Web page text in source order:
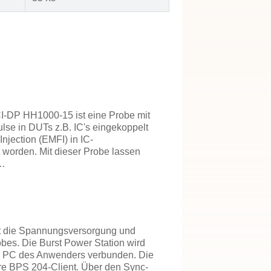
DP HH1000-15 ist eine Probe mit
in DUTs z.B. IC's eingekoppelt
(EMFI) in IC-
Mit dieser Probe lassen
Spannungsversorgung und
Die Burst Power Station wird
des Anwenders verbunden. Die
BPS 204-Client. Über den Sync-